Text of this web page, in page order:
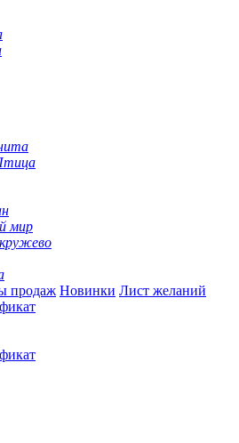
мир
продаж Новинки Лист желаний